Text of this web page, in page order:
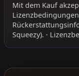
Mit dem Kauf
Lizenzbedingungen
Squeezy). ·